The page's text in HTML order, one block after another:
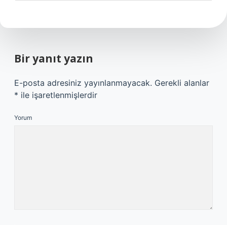
Bir yanıt yazın
E-posta adresiniz yayınlanmayacak. Gerekli alanlar
* ile işaretlenmişlerdir
Yorum